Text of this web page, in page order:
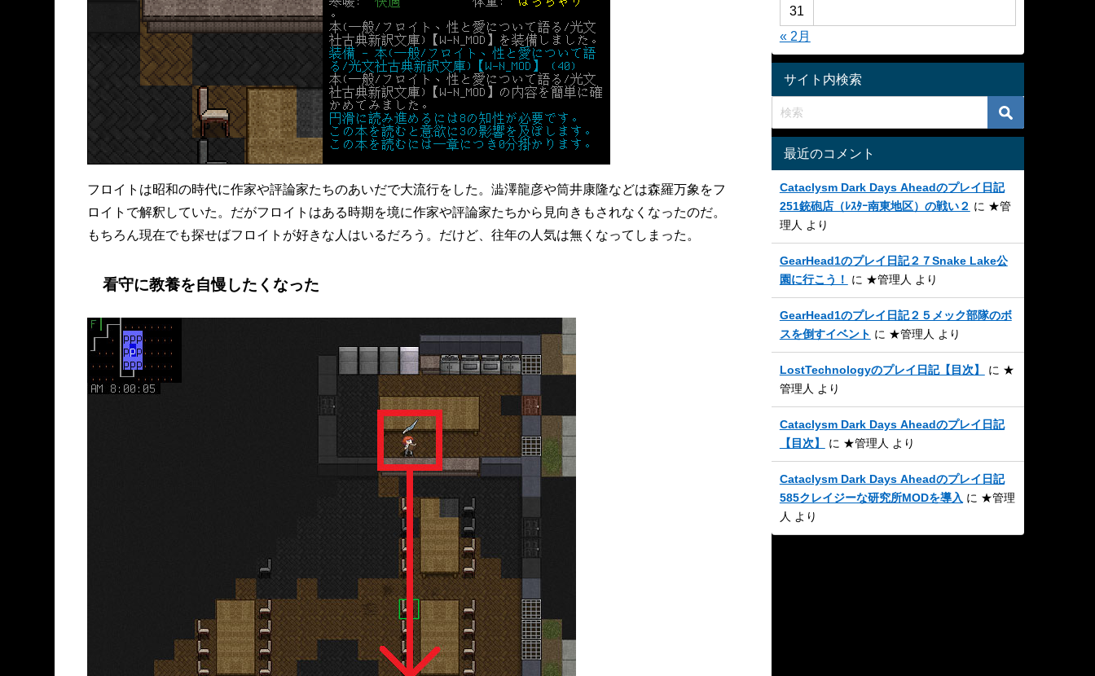
フロイトは昭和の時代に作家や評論家たちのあいだで大流行をした。澁澤龍彦や筒井康隆などは森羅万象をフ
ロイトで解釈していた。だがフロイトはある時期を境に作家や評論家たちから見向きもされなくなったのだ。
もちろん現在でも探せばフロイトが好きな人はいるだろう。だけど、往年の人気は無くなってしまった。
看守に教養を自慢したくなった
31
« 2月
サイト内検索
最近のコメント
Cataclysm Dark Days Aheadのプレイ日記
251銃砲店（ﾚｽﾀｰ南東地区）の戦い２ に ★管
理人
より
GearHead1のプレイ日記２７Snake Lake公
園に行こう！
に ★管理人 より
GearHead1のプレイ日記２５メック部隊のボ
スを倒すイベント に ★管理人 より
LostTechnologyのプレイ日記【目次】 に ★
管理人
より
Cataclysm Dark Days Aheadのプレイ日記
【目次】
に ★管理人 より
Cataclysm Dark Days Aheadのプレイ日記
585クレイジーな研究所MODを導入 に ★管理
人
より